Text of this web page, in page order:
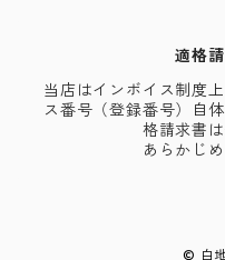
適格
当店はインボイス制度
ス番号（登録番号）自
格請求書
あらかじ
© 白